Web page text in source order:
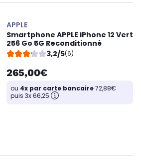
APPLE
Smartphone APPLE iPhone 12 Vert
256 Go 5G Reconditionné
3,2/5(6)
265,00€
ou 4x par carte bancaire72,88€
puis 3x 66,25